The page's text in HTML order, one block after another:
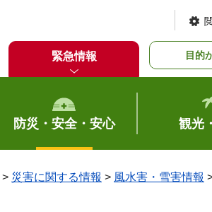
緊急情報 目的
防災・安全・安心 観光
> 災害に関する情報 > 風水害・雪害情報